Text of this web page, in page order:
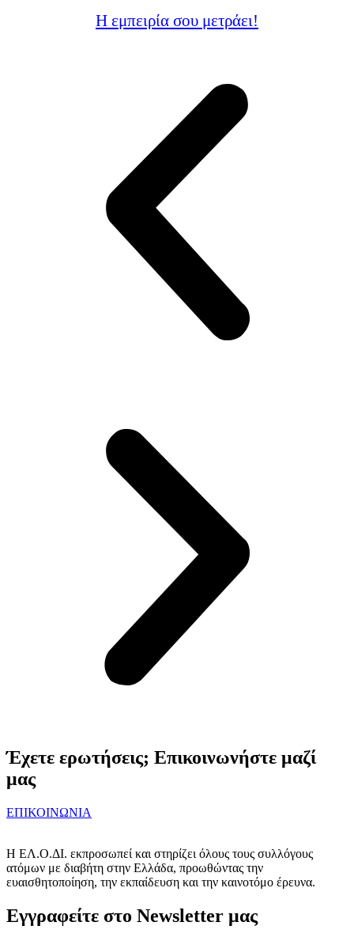
Η εμπειρία σου μετράει!
Έχετε ερωτήσεις; Επικοινωνήστε μαζί
μας
ΕΠΙΚΟΙΝΩΝΙΑ
Η ΕΛ.Ο.ΔΙ. εκπροσωπεί και στηρίζει όλους τους συλλόγους
ατόμων με διαβήτη στην Ελλάδα, προωθώντας την
ευαισθητοποίηση, την εκπαίδευση και την καινοτόμο έρευνα.
Εγγραφείτε στο Newsletter μας